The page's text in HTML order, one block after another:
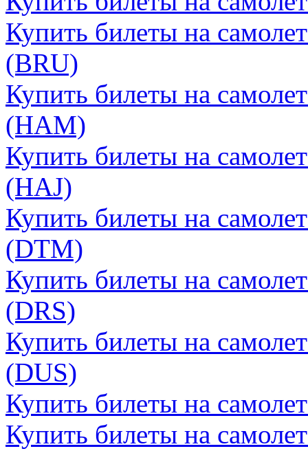
Купить билеты на
(BRU)
Купить билеты на
(HAM)
Купить билеты на
(HAJ)
Купить билеты на
(DTM)
Купить билеты на
(DRS)
Купить билеты на
(DUS)
Купить билеты на
Купить билеты на